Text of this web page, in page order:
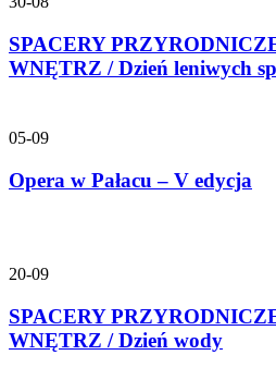
SPACERY
WNĘTRZ / Dzień leniwych
05-09
Opera w Pałacu – V edycja
20-09
SPACERY
WNĘTRZ / Dzień wody